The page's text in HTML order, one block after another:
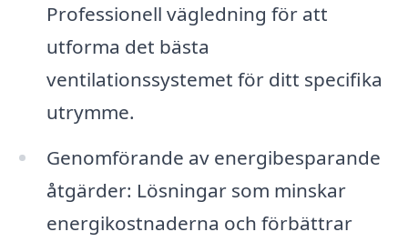
Professionell vägledning för att
utforma det bästa
ventilationssystemet för ditt specifika
utrymme.
Genomförande av energibesparande
åtgärder: Lösningar som minskar
energikostnaderna och förbättrar